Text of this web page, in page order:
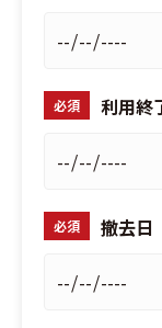
必須 利用終
必須 撤去日